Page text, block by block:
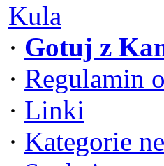
Kula
· Gotuj z
· Regulamin
· Linki
· Kategorie